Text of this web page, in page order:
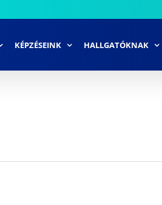
KÉPZÉSEINK HALLGATÓKNAK